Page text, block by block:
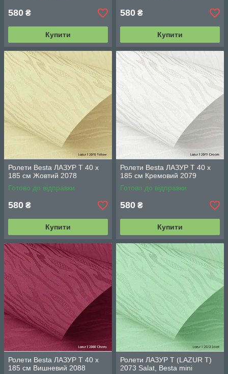
580 ₴
Купити
580 ₴
Купити
Ролети Besta ЛАЗУР Т 40 х
185 см Жовтий 2078
Готово до відправки
580 ₴
Купити
Ролети Besta ЛАЗУР Т 40 х
185 см Кремовий 2079
Готово до відправки
580 ₴
Купити
Ролети Besta ЛАЗУР Т 40 х
185 см Вишневий 2088
Ролети ЛАЗУР Т (LAZUR T)
2073 Salat, Besta mini